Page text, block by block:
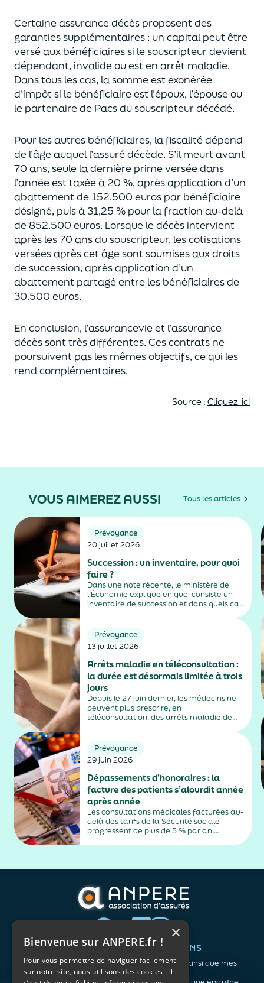
Certaine assurance décès proposentdes
garanties supplémentaires : un capitalpeut être
versé aux bénéficiaires si le souscripteur devient
dépendant, invalide ouest en arrêt maladie.
Dans tous les cas, la somme est exonérée
d’impôt si le bénéficiaire est l’époux, l’épouse ou
le partenaire de Pacsdu souscripteur décédé.
Pour les autres bénéficiaires, la fiscalité dépend
de l’âgeauquell’assuré décède. S’il meurt avant
70 ans, seule la dernière prime versée dans
l’année esttaxée à 20 %, après application d’un
abattement de 152.500 euros par bénéficiaire
désigné, puis à 31,25 % pour la fraction au-delà
de852.500 euros. Lorsque le décès intervient
après les 70 ans du souscripteur, les cotisations
versées après cet âge sont soumises aux droits
de succession, après application d’un
abattement partagé entre les bénéficiaires de
30.500 euros.
En conclusion, l’assurancevie et l’assurance
décès sont très différentes. Ces contrats ne
poursuivent pas les mêmes objectifs, ce qui les
rend complémentaires.
Source : Cliquez-ici
VOUS AIMEREZ AUSSI Tous les articles
Prévoyance
20 juillet 2026
Succession : un inventaire, pour quoi
faire ?
Dans une note récente, le ministère de
l’Économie explique en quoi consiste un
inventaire de succession et dans quels cas
Prévoyance
13 juillet 2026
Arrêts maladie en téléconsultation :
la durée est désormais limitée à trois
jours
Depuis le 27 juin dernier, les médecins ne
peuvent plus prescrire, en
téléconsultation, des arrêts maladie de
sociales et fiscales, s'inscrit dans un
durcissement plus...
Prévoyance
29 juin 2026
Dépassements d’honoraires : la
facture des patients s’alourdit année
après année
Les consultations médicales facturées au-
delà des tarifs de la Sécurité sociale
progressent de plus de 5 % par an,
alimentés par la montée en puissance des
QUI SOMMES-NOUS ?
L'association
Notre organisation
VOS BESOINS
Me protéger ainsi que mes
proches
×
Bienvenue sur ANPERE.fr !
Pour vous permettre de naviguer facilement
sur notre site, nous utilisons des cookies : il